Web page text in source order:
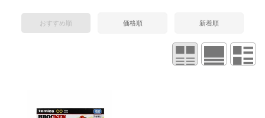
おすすめ順 価格順 新着順